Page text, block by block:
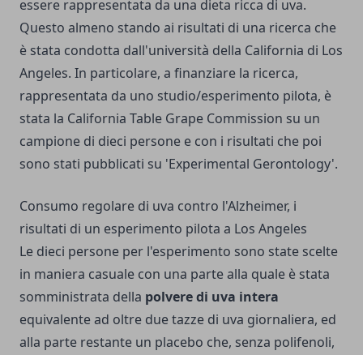
essere rappresentata da una dieta ricca di uva.
Questo almeno stando ai risultati di una ricerca che
è stata condotta dall'università della California di Los
Angeles. In particolare, a finanziare la ricerca,
rappresentata da uno studio/esperimento pilota, è
stata la California Table Grape Commission su un
campione di dieci persone e con i risultati che poi
sono stati pubblicati su 'Experimental Gerontology'.
Consumo regolare di uva contro l'Alzheimer, i
risultati di un esperimento pilota a Los Angeles
Le dieci persone per l'esperimento sono state scelte
in maniera casuale con una parte alla quale è stata
somministrata della polvere di uva intera
equivalente ad oltre due tazze di uva giornaliera, ed
alla parte restante un placebo che, senza polifenoli,